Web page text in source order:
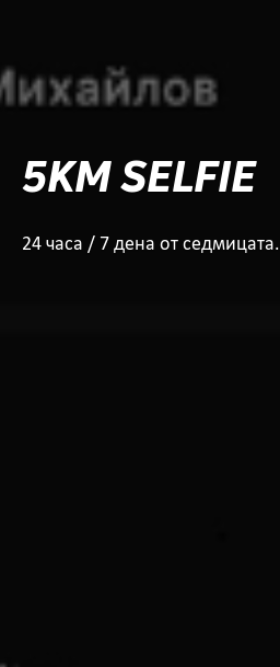
5KM SELFIE
24 часа / 7 дена от седмицата.